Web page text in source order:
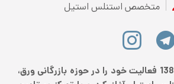
متخصص استنلس استیل
استیل رخ از سال 1386 فعالیت خود را در حوزه بازرگانی ورق،